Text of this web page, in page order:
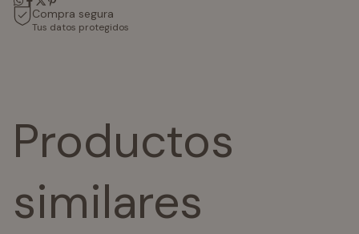
Compra segura
Tus datos protegidos
Productos
similares